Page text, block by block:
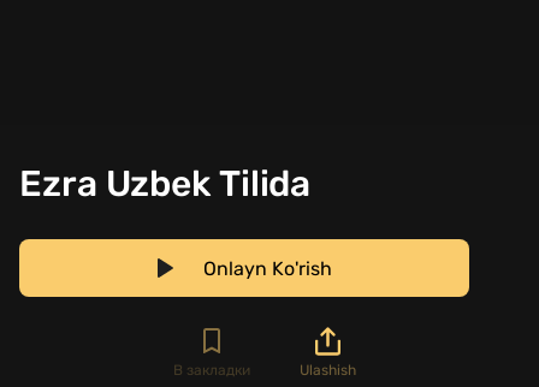
Ezra Uzbek Tilida
Onlayn Ko'rish
В закладки Ulashish